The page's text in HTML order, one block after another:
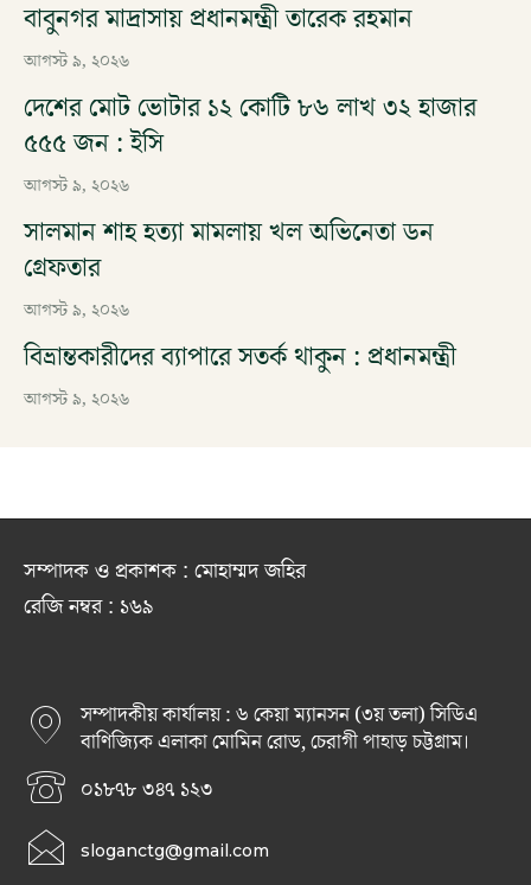
বাবুনগর মাদ্রাসায় প্রধানমন্ত্রী তারেক রহমান
আগস্ট ৯, ২০২৬
দেশের মোট ভোটার ১২ কোটি ৮৬ লাখ ৩২ হাজার
৫৫৫ জন : ইসি
আগস্ট ৯, ২০২৬
সালমান শাহ হত্যা মামলায় খল অভিনেতা ডন
গ্রেফতার
আগস্ট ৯, ২০২৬
বিভ্রান্তকারীদের ব্যাপারে সতর্ক থাকুন : প্রধানমন্ত্রী
আগস্ট ৯, ২০২৬
সম্পাদক ও প্রকাশক : মোহাম্মদ জহির
রেজি নম্বর : ১৬৯
সম্পাদকীয় কার্যালয় : ৬ কেয়া ম্যানসন (৩য় তলা) সিডিএ
বাণিজ্যিক এলাকা মোমিন রোড, চেরাগী পাহাড় চট্টগ্রাম।
০১৮৭৮ ৩৪৭ ১২৩
sloganctg@gmail.com